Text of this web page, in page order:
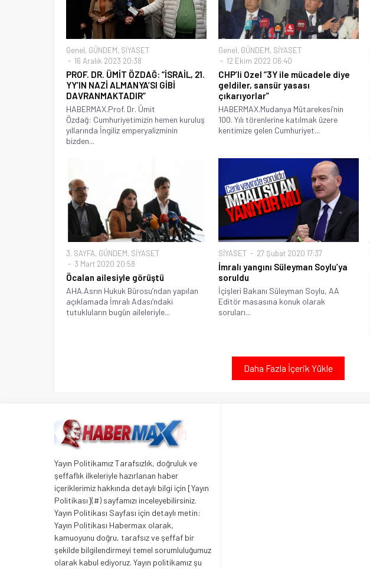
Genel, GÜNDEM, SİYASET
16 Aralık 2023 20:38
PROF. DR. ÜMİT ÖZDAĞ: “İSRAİL, 21.
YY’IN NAZİ ALMANYA’SI GİBİ
DAVRANMAKTADIR”
HABERMAX.Prof. Dr. Ümit
Özdağ: Cumhuriyetimizin hemen kuruluş
yıllarında İngiliz emperyalizminin
bizden...
Genel, GÜNDEM, SİYASET
12 Ekim 2022 06:40
CHP’li Ozel “3Y ile mücadele diye
geldiler, sansür yasası
çıkarıyorlar”
HABERMAX.Mudanya Mütarekesi’nin
100. Yılı törenlerine katılmak üzere
kentimize gelen Cumhuriyet...
3. SAYFA, GÜNDEM, SİYASET
3 Mart 2020 20:58
Öcalan ailesiyle görüştü
AHA.Asrın Hukuk Bürosu’ndan yapılan
açıklamada İmralı Adası’ndaki
tutukluların bugün aileleriyle...
SİYASET 27 Şubat 2020 17:37
İmralı yangını Süleyman Soylu’ya
soruldu
İçişleri Bakanı Süleyman Soylu, AA
Editör masasına konuk olarak
soruları...
Daha Fazla İçerik Yükle
Yayın Politikamız Tarafsızlık, doğruluk ve
şeffaflık ilkeleriyle hazırlanan haber
içeriklerimiz hakkında detaylı bilgi için [Yayın
Politikası](#) sayfamızı inceleyebilirsiniz.
Yayın Politikası Sayfası için detaylı metin:
Yayın Politikası Habermax olarak,
kamuoyunu doğru, tarafsız ve şeffaf bir
şekilde bilgilendirmeyi temel sorumluluğumuz
olarak kabul ediyoruz. Yayın politikamız şu